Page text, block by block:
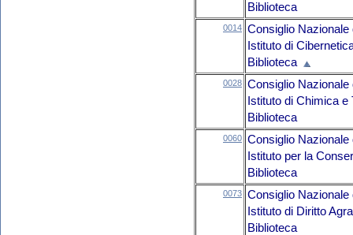
Biblioteca
0014 Consiglio Nazionale
Istituto di
Biblioteca
0028 Consiglio Nazionale
Istituto di Chimica
Biblioteca
0060 Consiglio Nazionale
Istituto per la
Biblioteca
0073 Consiglio Nazionale
Istituto di Diritto
Biblioteca